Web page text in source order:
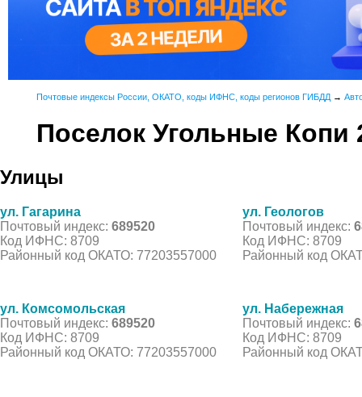
Почтовые индексы России, ОКАТО, коды ИФНС, коды регионов ГИБДД →
Поселок Угольные Копи
Улицы
ул. Гагарина
Почтовый индекс: 689520
Код ИФНС: 8709
Районный код ОКАТО: 77203557000
ул. Геологов
Почтовый индекс:
Код ИФНС: 8709
Районный код
ул. Комсомольская
Почтовый индекс: 689520
Код ИФНС: 8709
Районный код ОКАТО: 77203557000
ул. Набережная
Почтовый индекс:
Код ИФНС: 8709
Районный код